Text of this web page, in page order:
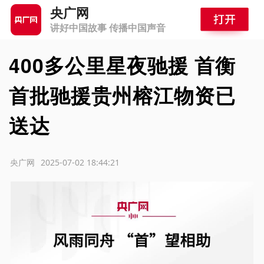
央广网
讲好中国故事 传播中国声音
400多公里星夜驰援 首衡
首批驰援贵州榕江物资已
送达
2025-07-02 18:44:21
央广网